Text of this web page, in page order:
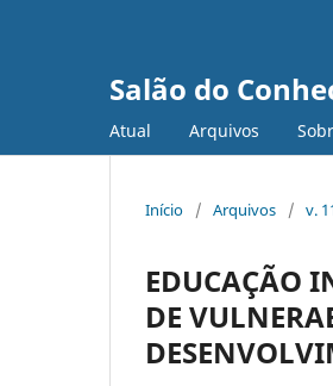
Salão do
Atual Arquivos
Início / Arquivos / v.
EDUCAÇÃO
DE